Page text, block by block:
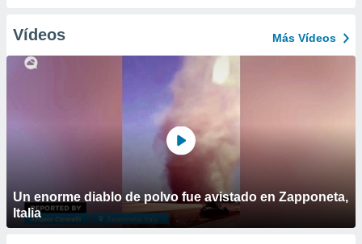
Vídeos Más Vídeos
Un enorme diablo de polvo fue avistado en Zapponeta,
Italia